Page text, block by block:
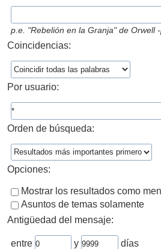
p.e. "Rebelión en la Granja" de Orwell
Coincidencias:
Por usuario:
Orden de búsqueda:
Opciones:
Mostrar los resultados como
Asuntos de temas solamente
Antigüedad del mensaje:
entre y
días